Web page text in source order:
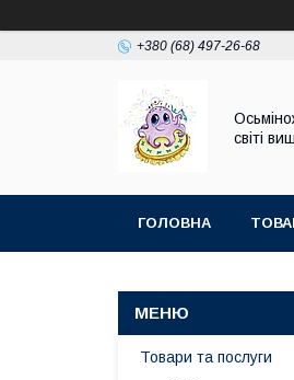
+380 (68) 497-26-68
світі
ГОЛОВНА
Товари та послуги